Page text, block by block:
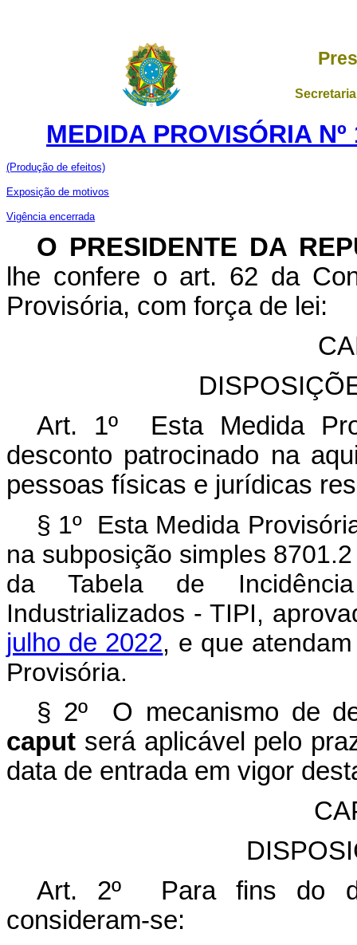
MEDIDA PROVISÓRIA
(Produção de efeitos)
Exposição de motivos
Vigência encerrada
O PRESIDENTE DA
lhe confere o art. 62 da
Provisória, com força de lei:
Art. 1º Esta Medida
desconto patrocinado na
pessoas físicas e jurídicas
§ 1º Esta Medida
na subposição simples
da Tabela de
Industrializados - TIPI,
julho de 2022, e que
Provisória.
§ 2º O mecanismo de
caput será aplicável pelo
data de entrada em vigor
Art. 2º Para fins do
consideram-se: